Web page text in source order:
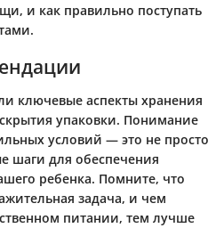
и как правильно поступать
ключевые аспекты хранения
упаковки. Понимание
условий — это не просто
шаги для обеспечения
ребенка. Помните, что
задача, и чем
питании, тем лучше